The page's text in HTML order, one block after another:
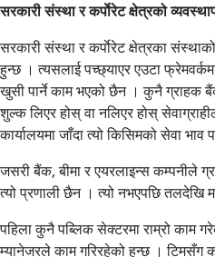
सरकारी संस्था र कर्पाेरेट क्षेत्रको
सरकारी संस्था र कर्पाेरेट क्षेत्रका
हुन्छ । त्यसलाई पच्छ्याएर एउटा
खुसी पार्ने काम भएको छैन । कुनै ग्राहक
शुल्क लिएर होस् वा नलिएर होस्
कार्यालयमा जाँदा त्यो किसिमको सेवा भाव
जसरी बैंक, बीमा र एयरलाइन्स कम्पनीले
त्यो प्रणाली छैन । त्यो नभएपछि तलदेखि
पहिला कुनै पब्लिक सेक्टरमा राम्रो काम
म्यानेजरले काम गरिरहेको हुन्छ । टिमसँग